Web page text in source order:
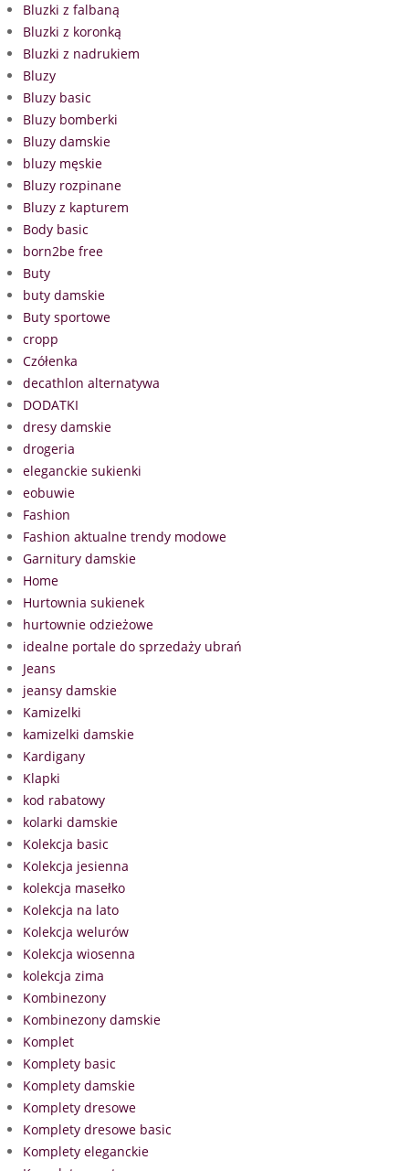
Bluzki z falbaną
Bluzki z koronką
Bluzki z nadrukiem
Bluzy
Bluzy basic
Bluzy bomberki
Bluzy damskie
bluzy męskie
Bluzy rozpinane
Bluzy z kapturem
Body basic
born2be free
Buty
buty damskie
Buty sportowe
cropp
Czółenka
decathlon alternatywa
DODATKI
dresy damskie
drogeria
eleganckie sukienki
eobuwie
Fashion
Fashion aktualne trendy modowe
Garnitury damskie
Home
Hurtownia sukienek
hurtownie odzieżowe
idealne portale do sprzedaży ubrań
Jeans
jeansy damskie
Kamizelki
kamizelki damskie
Kardigany
Klapki
kod rabatowy
kolarki damskie
Kolekcja basic
Kolekcja jesienna
kolekcja masełko
Kolekcja na lato
Kolekcja welurów
Kolekcja wiosenna
kolekcja zima
Kombinezony
Kombinezony damskie
Komplet
Komplety basic
Komplety damskie
Komplety dresowe
Komplety dresowe basic
Komplety eleganckie